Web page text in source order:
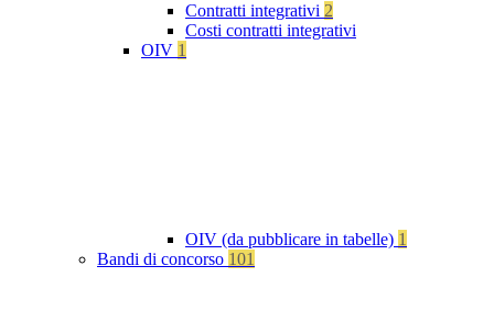
Contratti integrativi 2
Costi contratti integrativi
OIV 1
OIV (da pubblicare in tabelle) 1
Bandi di concorso 101